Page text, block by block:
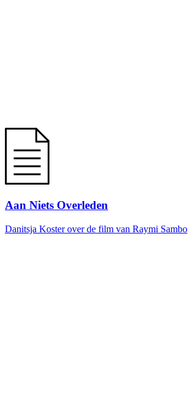
Aan Niets Overleden
Danitsja Koster over de film van Raymi Sambo